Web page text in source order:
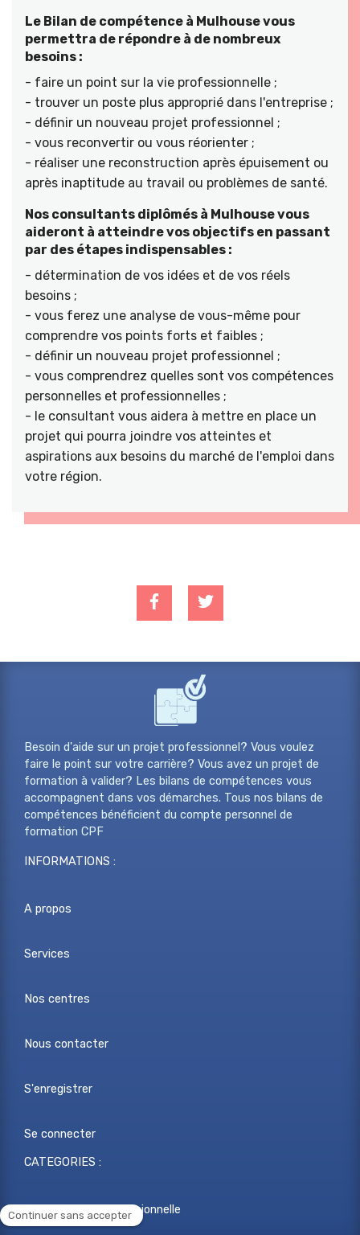
Le Bilan de compétence à Mulhouse vous
permettra de répondre à de nombreux
besoins :
- faire un point sur la vie professionnelle ;
- trouver un poste plus approprié dans l'entreprise ;
- définir un nouveau projet professionnel ;
- vous reconvertir ou vous réorienter ;
- réaliser une reconstruction après épuisement ou
après inaptitude au travail ou problèmes de santé.
Nos consultants diplômés à Mulhouse vous
aideront à atteindre vos objectifs en passant
par des étapes indispensables :
- détermination de vos idées et de vos réels
besoins ;
- vous ferez une analyse de vous-même pour
comprendre vos points forts et faibles ;
- définir un nouveau projet professionnel ;
- vous comprendrez quelles sont vos compétences
personnelles et professionnelles ;
- le consultant vous aidera à mettre en place un
projet qui pourra joindre vos atteintes et
aspirations aux besoins du marché de l'emploi dans
votre région.
Besoin d'aide sur un projet professionnel? Vous voulez
faire le point sur votre carrière? Vous avez un projet de
formation à valider? Les bilans de compétences vous
accompagnent dans vos démarches. Tous nos bilans de
compétences bénéficient du compte personnel de
formation CPF
INFORMATIONS :
A propos
Services
Nos centres
Nous contacter
S'enregistrer
Se connecter
CATEGORIES :
Reconversion professionnelle